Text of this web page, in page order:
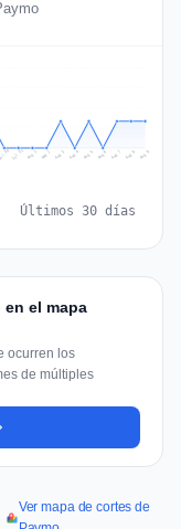
Jul 30 Jul 31 Aug 1 Aug 2 Aug 3 Aug 4 Aug 5 Aug 6 Aug 7 Aug 8 Aug 9
Últimos 30 días
el mapa
ocurren los
de múltiples
Ver mapa de cortes de